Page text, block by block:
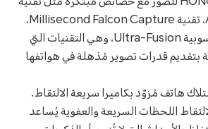
AI Motion Sensing، تقنية Millisecond Falcon Capture،
وتقنية البصريات الحاسوبية Ultra-Fusion، وهي التقنيات التي
بتقديم قدرات تصوير مُذهلة في هواتفها
هاتف مُزوّد بكاميرا سريعة الالتقاط.
اللحظات السريعة والعفوية يُساعد